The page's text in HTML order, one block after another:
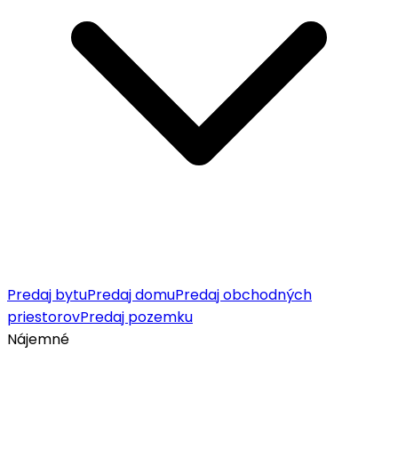
Predaj bytuPredaj domuPredaj obchodných
priestorovPredaj pozemku
Nájemné